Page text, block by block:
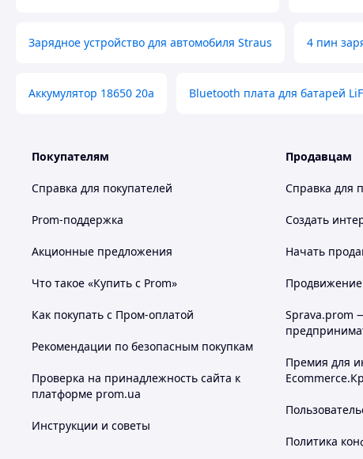
Зарядное устройство для автомобиля Straus 4 пин
Аккумулятор 18650 20а Bluetooth плата для батарей
Покупателям
Справка для покупателей
Prom-поддержка
Акционные предложения
Что такое «Купить с Prom»
Как покупать с Пром-оплатой
Рекомендации по безопасным покупкам
Проверка на принадлежность сайта к
платформе prom.ua
Инструкции и советы
Продавцам
Справка для
Создать
Начать
Продвижение
Sprava.prom
Премия для
Политика